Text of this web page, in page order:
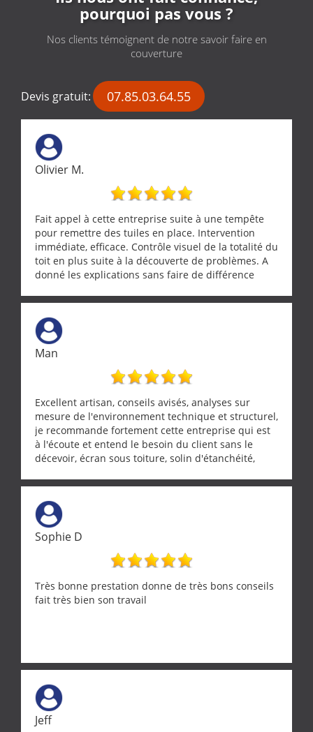
pourquoi pas vous ?
Nos clients témoignent de notre savoir faire en
couverture
Devis gratuit: 07.85.03.64.55
Olivier M.
Fait appel à cette entreprise suite à une tempête
pour remettre des tuiles en place. Intervention
immédiate, efficace. Contrôle visuel de la totalité du
toit en plus suite à la découverte de problèmes. A
donné les explications sans faire de différence
Man
Excellent artisan, conseils avisés, analyses sur
mesure de l'environnement technique et structurel,
je recommande fortement cette entreprise qui est
à l'écoute et entend le besoin du client sans le
décevoir, écran sous toiture, solin d'étanchéité,
récupérateur d'eau, tout a été parfaitement mis en
œuvre sans besoin d'y revenir. confiance assurée.
Sophie D
Très bonne prestation donne de très bons conseils
fait très bien son travail
Jeff